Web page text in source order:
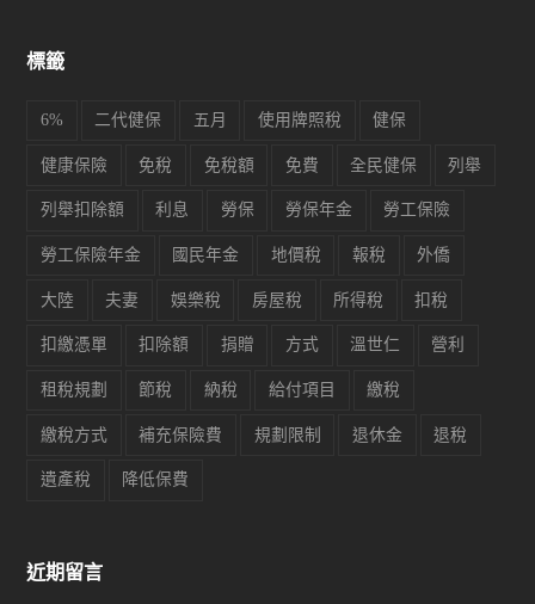
標籤
6% 二代健保 五月 使用牌照稅 健保
健康保險 免稅 免稅額 免費 全民健保 列舉
列舉扣除額 利息 勞保 勞保年金 勞工保險
勞工保險年金 國民年金 地價稅 報稅 外僑
大陸 夫妻 娛樂稅 房屋稅 所得稅 扣稅
扣繳憑單 扣除額 捐贈 方式 溫世仁 營利
租稅規劃 節稅 納稅 給付項目 繳稅
繳稅方式 補充保險費 規劃限制 退休金 退稅
遺產稅 降低保費
近期留言